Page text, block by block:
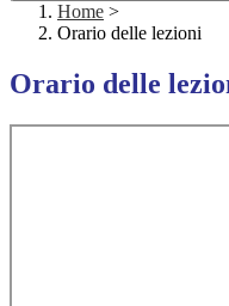
Home >
Orario delle lezioni
Orario delle